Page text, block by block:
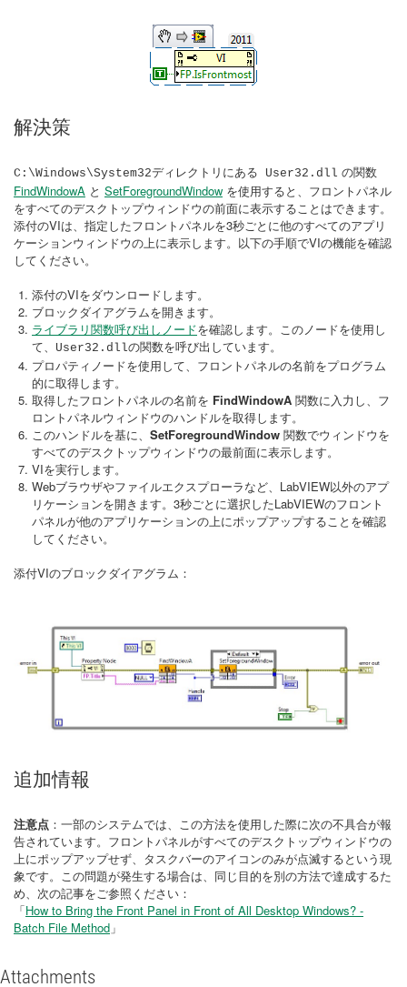
解決策
C:\Windows\System32ディレクトリにある User32.dll の関数
FindWindowA と SetForegroundWindow を使用すると、フロントパネル
をすべてのデスクトップウィンドウの前面に表示することはできます。
添付のVIは、指定したフロントパネルを3秒ごとに他のすべてのアプリ
ケーションウィンドウの上に表示します。以下の手順でVIの機能を確認
してください。
添付のVIをダウンロードします。
ブロックダイアグラムを開きます。
ライブラリ関数呼び出しノードを確認します。このノードを使用し
て、
User32.dllの関数を呼び出しています。
プロパティノードを使用して、フロントパネルの名前をプログラム
的に取得します。
取得したフロントパネルの名前を FindWindowA 関数に入力し、フ
ロントパネルウィンドウのハンドルを取得します。
このハンドルを基に、 SetForegroundWindow 関数でウィンドウを
すべてのデスクトップウィンドウの最前面に表示します。
VIを実行します。
Webブラウザやファイルエクスプローラなど、LabVIEW以外のアプ
リケーションを開きます。3秒ごとに選択したLabVIEWのフロント
パネルが他のアプリケーションの上にポップアップすることを確認
してください。
添付VIのブロックダイアグラム：
追加情報
注意点 ：一部のシステムでは、この方法を使用した際に次の不具合が報
告されています。フロントパネルがすべてのデスクトップウィンドウの
上にポップアップせず、タスクバーのアイコンのみが点滅するという現
象です。この問題が発生する場合は、同じ目的を別の方法で達成するた
め、次の記事をご参照ください：
「How to Bring the Front Panel in Front of All Desktop Windows? -
Batch File Method 」
Attachments